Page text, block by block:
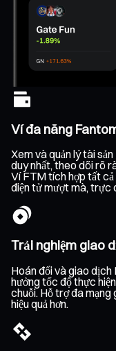
Ví đa năng
Xem và quản lý tài
duy nhất, theo dõi rõ
Ví FTM tích hợp tất
điện tử mượt mà, trực
Trải nghiệm giao
Hoán đổi và giao dịch
hưởng tốc độ thực
chuỗi. Hỗ trợ đa mạng
hiệu quả hơn.